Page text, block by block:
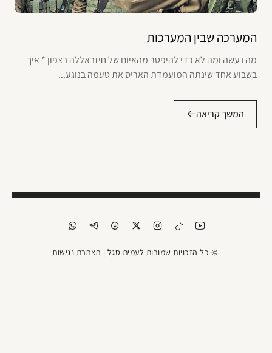
המערכה שבין המערכות
מה נעשה ומה לא כדי להיפטר מהאיום של חיזבאללה בצפון * איך
בשבוע אחד שינתה המועמדת האריס את טעמה בנוגע...
המשך קריאה
© כל הזכויות שמורות לעמית סגל | הצהרת נגישות